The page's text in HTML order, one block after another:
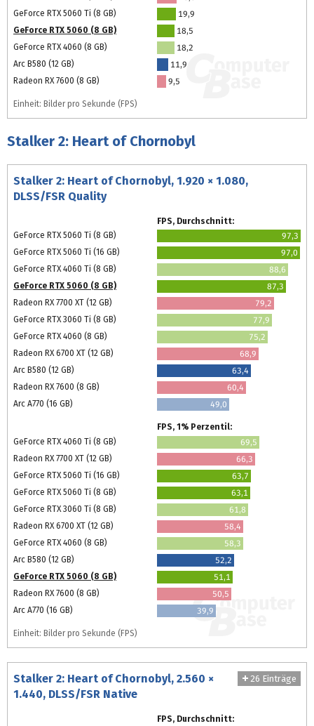
GeForce RTX 5060 Ti (8 GB)
19,9
GeForce RTX 5060 (8 GB)
18,5
GeForce RTX 4060 (8 GB)
18,2
Arc B580 (12 GB)
11,9
Radeon RX 7600 (8 GB)
9,5
Einheit: Bilder pro Sekunde (FPS)
Stalker 2: Heart of Chornobyl
Stalker 2: Heart of Chornobyl, 1.920 × 1.080,
DLSS/FSR Quality
FPS, Durchschnitt:
GeForce RTX 5060 Ti (8 GB)
97,3
GeForce RTX 5060 Ti (16 GB)
97,0
GeForce RTX 4060 Ti (8 GB)
88,6
GeForce RTX 5060 (8 GB)
87,3
Radeon RX 7700 XT (12 GB)
79,2
GeForce RTX 3060 Ti (8 GB)
77,9
GeForce RTX 4060 (8 GB)
75,2
Radeon RX 6700 XT (12 GB)
68,9
Arc B580 (12 GB)
63,4
Radeon RX 7600 (8 GB)
60,4
Arc A770 (16 GB)
49,0
FPS, 1% Perzentil:
GeForce RTX 4060 Ti (8 GB)
69,5
Radeon RX 7700 XT (12 GB)
66,3
GeForce RTX 5060 Ti (16 GB)
63,7
GeForce RTX 5060 Ti (8 GB)
63,1
GeForce RTX 3060 Ti (8 GB)
61,8
Radeon RX 6700 XT (12 GB)
58,4
GeForce RTX 4060 (8 GB)
58,3
Arc B580 (12 GB)
52,2
GeForce RTX 5060 (8 GB)
51,1
Radeon RX 7600 (8 GB)
50,5
Arc A770 (16 GB)
39,9
Einheit: Bilder pro Sekunde (FPS)
26 Einträge
Stalker 2: Heart of Chornobyl, 2.560 ×
1.440, DLSS/FSR Native
FPS, Durchschnitt: